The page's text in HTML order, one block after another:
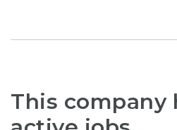
This company